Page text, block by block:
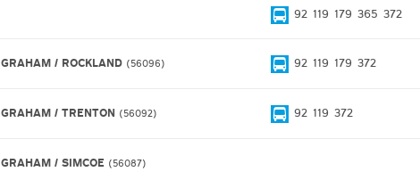
92 119 179 365 372
GRAHAM / ROCKLAND 56096 92 119 179 372
GRAHAM / TRENTON 56092 92 119 372
GRAHAM / SIMCOE 56087